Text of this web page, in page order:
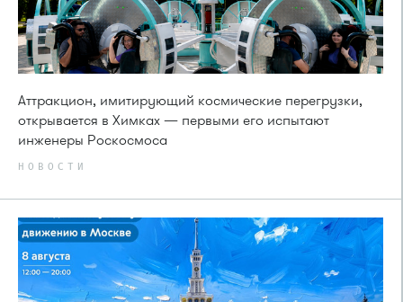
Аттракцион, имитирующий космические перегрузки,
открывается в Химках — первыми его испытают
инженеры Роскосмоса
НОВОСТИ